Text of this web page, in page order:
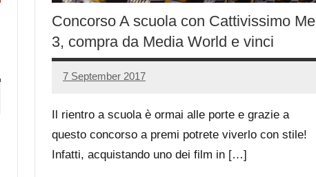
Concorso A scuola con Cattivissimo Me
3, compra da Media World e vinci
7 September 2017
Luca
Il rientro a scuola è ormai alle porte e grazie a
questo concorso a premi potrete viverlo con stile!
Infatti, acquistando uno dei film in […]